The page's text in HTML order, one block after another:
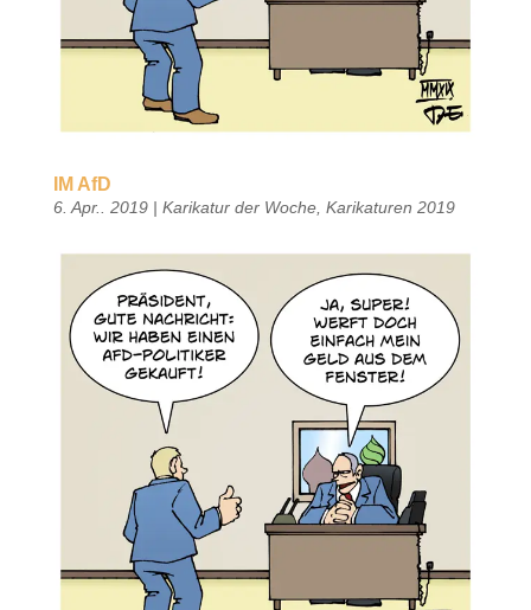
IM AfD
6. Apr.. 2019| Karikatur der Woche, Karikaturen 2019